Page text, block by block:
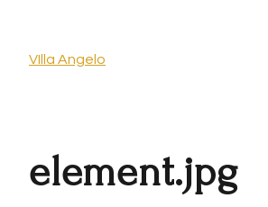
VIlla Angelo
element.jpg